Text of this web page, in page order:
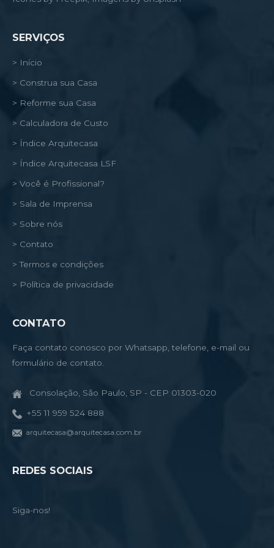
SERVIÇOS
> Início
> Construa sua Casa
> Reforme sua Casa
> Calculadora de Custo
> Índice Arquitecasa
> Índice Arquitecasa LSF
> Você é Profissional?
> Sala de Imprensa
> Sobre nós
> Contato
> Termos e condições
> Política de privacidade
CONTATO
Faça contato conosco por Whatsapp, telefone, e-mail ou
formulário de contato.
Consolação, São Paulo, SP - CEP 01303-020
+55 11 959 524 888
arquitecasa@arquitecasa.com.br
REDES SOCIAIS
Siga-nos!